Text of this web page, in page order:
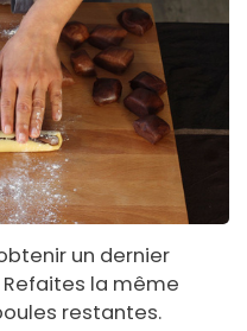
un dernier
la même
restantes.